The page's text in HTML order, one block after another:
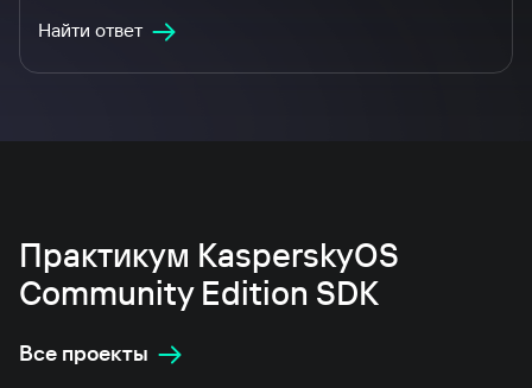
Найти ответ
Практикум KasperskyOS
Community Edition SDK
Все проекты